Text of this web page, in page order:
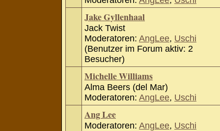
Jake Gyllenhaal
Jack Twist
Moderatoren: AngLee, Uschi
(Benutzer im Forum aktiv: 2
Besucher)
Michelle Williams
Alma Beers (del Mar)
Moderatoren: AngLee, Uschi
Ang Lee
Moderatoren: AngLee, Uschi